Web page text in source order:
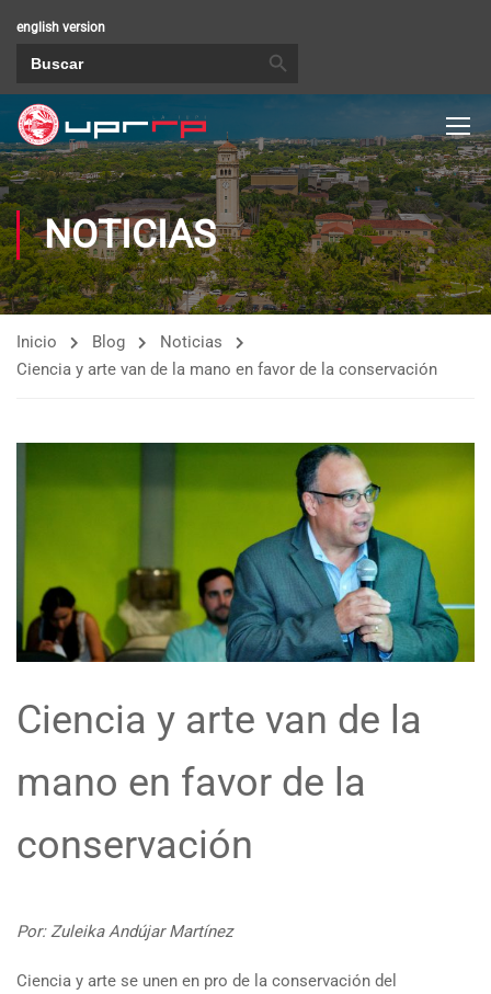
english version
NOTICIAS
Inicio Blog
Noticias
Ciencia y arte van de la mano en favor de la conservación
Ciencia y arte van de la
mano en favor de la
conservación
Por: Zuleika Andújar Martínez
Ciencia y arte se unen en pro de la conservación del